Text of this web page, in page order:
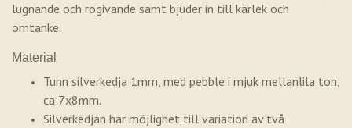
lugnande och rogivande samt bjuder in till kärlek och
omtanke.
Material
Tunn silverkedja 1mm, med pebble i mjuk mellanlila ton,
ca 7x8mm.
Silverkedjan har möjlighet till variation av två